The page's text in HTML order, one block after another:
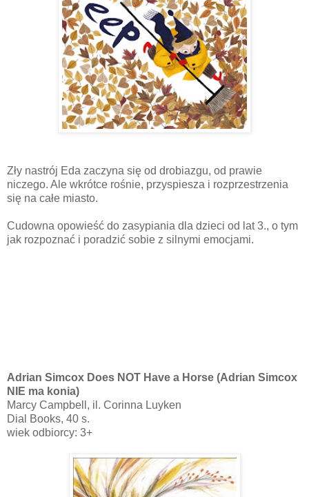
Zły nastrój Eda zaczyna się od drobiazgu, od prawie
niczego. Ale wkrótce rośnie, przyspiesza i rozprzestrzenia
się na całe miasto.
Cudowna opowieść do zasypiania dla dzieci od lat 3., o tym
jak rozpoznać i poradzić sobie z silnymi emocjami.
Adrian Simcox Does NOT Have a Horse (Adrian Simcox
NIE ma konia)
Marcy Campbell, il. Corinna Luyken
Dial Books, 40 s.
wiek odbiorcy: 3+